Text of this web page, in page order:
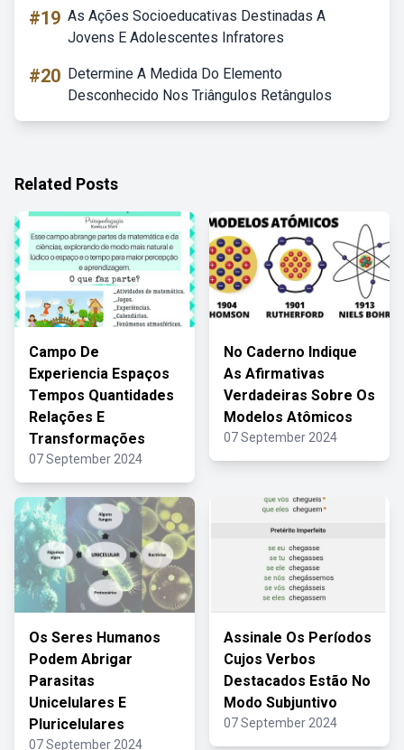
#19 As Ações Socioeducativas Destinadas A
Jovens E Adolescentes Infratores
#20 Determine A Medida Do Elemento
Desconhecido Nos Triângulos Retângulos
Related Posts
Campo De
Experiencia Espaços
Tempos Quantidades
Relações E
Transformações
07 September 2024
No Caderno Indique
As Afirmativas
Verdadeiras Sobre Os
Modelos Atômicos
07 September 2024
Os Seres Humanos
Podem Abrigar
Parasitas
Unicelulares E
Pluricelulares
07 September 2024
Assinale Os Períodos
Cujos Verbos
Destacados Estão No
Modo Subjuntivo
07 September 2024